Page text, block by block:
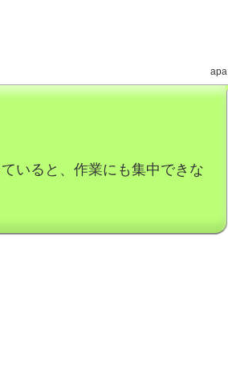
apa
いると、作業にも集中できな